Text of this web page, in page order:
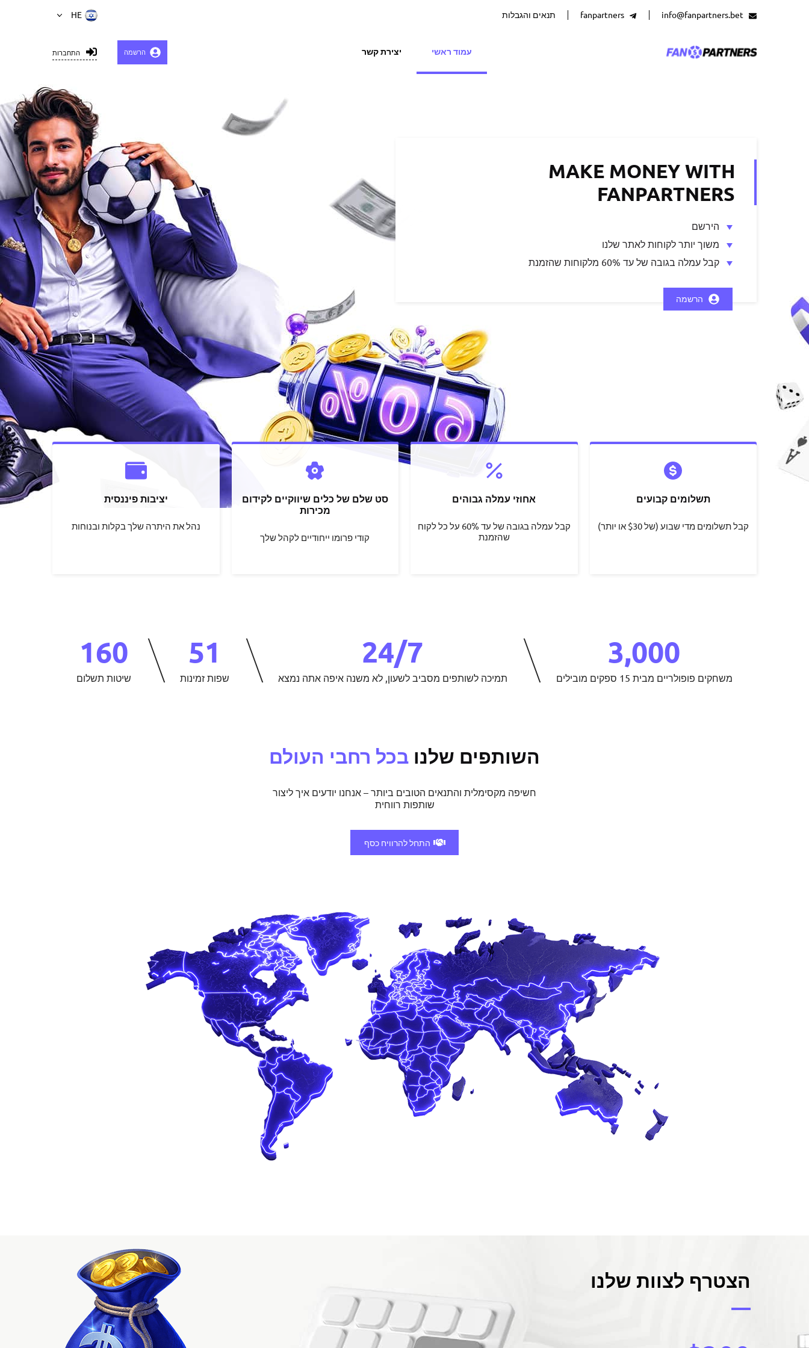
info@fanpartners.bet
fanpartners תנאים והגבלות
עמוד ראשי יצירת קשר הרשמה התחברות
MAKE MONEY WITH
FANPARTNERS
הירשם
משוך יותר לקוחות לאתר שלנו
קבל עמלה בגובה של עד 60% מלקוחות שהזמנת
הרשמה
תשלומים קבועים
קבל תשלומים מדי שבוע (של $30 או יותר)
אחוזי עמלה גבוהים
קבל עמלה בגובה של עד 60% על כל לקוח
שהזמנת
סט שלם של כלים שיווקיים לקידום
מכירות
קודי פרומו ייחודיים לקהל שלך
יציבות פיננסית
נהל את היתרה שלך בקלות ובנוחות
3,000
משחקים פופולריים מבית 15 ספקים מובילים
24/7
תמיכה לשותפים מסביב לשעון, לא משנה איפה אתה נמצא
51
שפות זמינות
160
שיטות תשלום
השותפים שלנו בכל רחבי העולם
חשיפה מקסימלית והתנאים הטובים ביותר – אנחנו יודעים איך ליצור
שותפות רווחית
התחל להרוויח כסף
הצטרף לצוות שלנו